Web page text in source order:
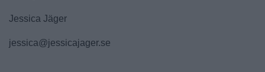
Jessica Jäger
jessica@jessicajager.se